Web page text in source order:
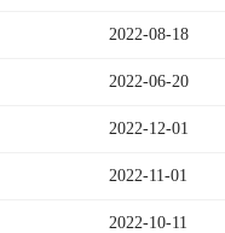
2022-08-18
2022-06-20
2022-12-01
2022-11-01
2022-10-11